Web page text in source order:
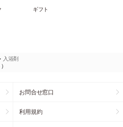
ギフト
入浴剤
お問合せ窓口
利用規約